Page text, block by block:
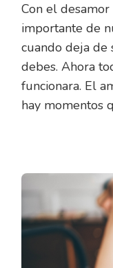
Con el
importante de
cuando deja de
debes. Ahora
funcionara. El
hay momentos